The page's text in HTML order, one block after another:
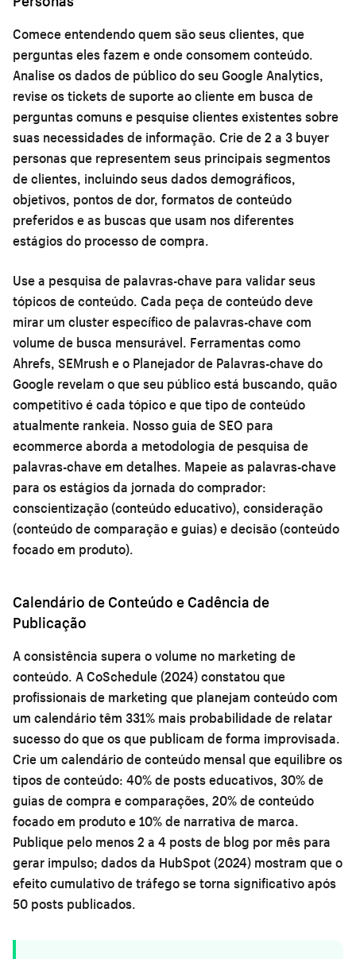
Comece entendendo quem são seus clientes, que
perguntas eles fazem e onde consomem conteúdo.
Analise os dados de público do seu Google Analytics,
revise os tickets de suporte ao cliente em busca de
perguntas comuns e pesquise clientes existentes sobre
suas necessidades de informação. Crie de 2 a 3 buyer
personas que representem seus principais segmentos
de clientes, incluindo seus dados demográficos,
objetivos, pontos de dor, formatos de conteúdo
preferidos e as buscas que usam nos diferentes
estágios do processo de compra.
Use a pesquisa de palavras-chave para validar seus
tópicos de conteúdo. Cada peça de conteúdo deve
mirar um cluster específico de palavras-chave com
volume de busca mensurável. Ferramentas como
Ahrefs, SEMrush e o Planejador de Palavras-chave do
Google revelam o que seu público está buscando, quão
competitivo é cada tópico e que tipo de conteúdo
atualmente rankeia. Nossoguia de SEO para
ecommerceaborda a metodologia de pesquisa de
palavras-chave em detalhes. Mapeie as palavras-chave
para os estágios da jornada do comprador:
conscientização (conteúdo educativo), consideração
(conteúdo de comparação e guias) e decisão (conteúdo
focado em produto).
Calendário de Conteúdo e Cadência de
Publicação
A consistência supera o volume no marketing de
conteúdo. A CoSchedule (2024) constatou que
profissionais de marketing que planejam conteúdo com
um calendário têm 331% mais probabilidade de relatar
sucesso do que os que publicam de forma improvisada.
Crie um calendário de conteúdo mensal que equilibre os
tipos de conteúdo: 40% de posts educativos, 30% de
guias de compra e comparações, 20% de conteúdo
focado em produto e 10% de narrativa de marca.
Publique pelo menos 2 a 4 posts de blog por mês para
gerar impulso; dados da HubSpot (2024) mostram que o
efeito cumulativo de tráfego se torna significativo após
50 posts publicados.